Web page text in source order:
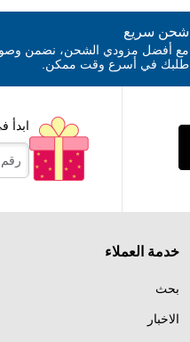
-اصوات
شحن سريع
مع أفضل مزودي الشحن، نضمن
طلبك في أسرع وقت ممكن.
خدمة العملاء
بحث
الاخبار